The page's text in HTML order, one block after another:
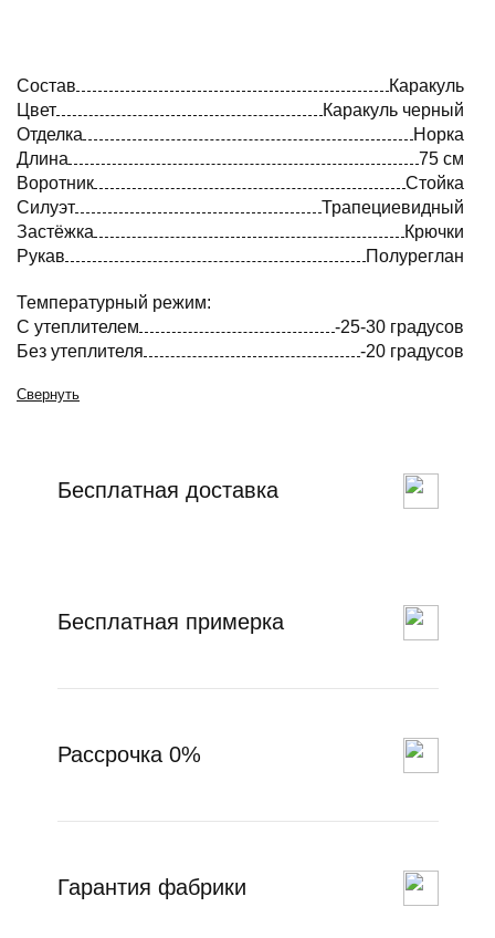
Состав
Каракуль
Цвет
Каракуль черный
Отделка
Норка
Длина
75 см
Воротник
Стойка
Силуэт
Трапециевидный
Застёжка
Крючки
Рукав
Полуреглан
Температурный режим:
С утеплителем
-25-30 градусов
Без утеплителя
-20 градусов
Свернуть
Бесплатная доставка
Бесплатная примерка
Рассрочка 0%
Гарантия фабрики